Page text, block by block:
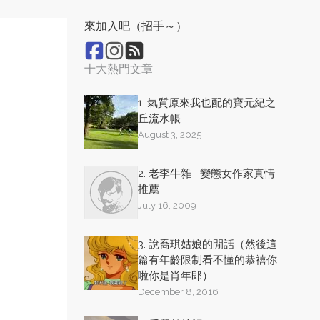
來加入吧（招手～）
十大熱門文章
1. 氣質原來我也配的寶元紀之
丘流水帳
August 3, 2025
2. 老李牛雜--變態女作家真情
推薦
July 16, 2009
3. 說喬琪姑娘的閒話（然後這
篇有年齡限制看不懂的恭禧你
啦你是肖年郎）
December 8, 2016